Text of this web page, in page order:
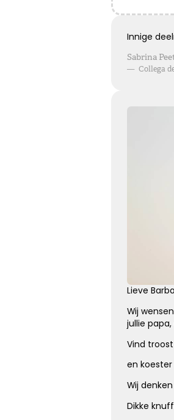
Innige
Sabrina
— Collega
Lieve
Wij
jullie
Vind
en
Wij
Dikke
Het grote gemis
Geen dag vergeten, alle dagen